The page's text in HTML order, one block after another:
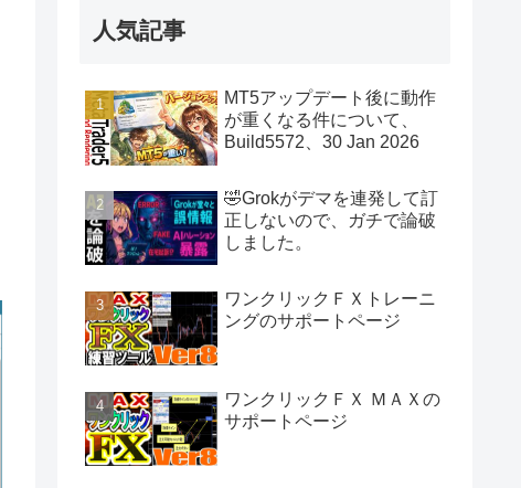
人気記事
MT5アップデート後に動作
が重くなる件について、
Build5572、30 Jan 2026
🤣Grokがデマを連発して訂
正しないので、ガチで論破
しました。
ワンクリックＦＸトレーニ
ングのサポートページ
ワンクリックＦＸ ＭＡＸの
サポートページ